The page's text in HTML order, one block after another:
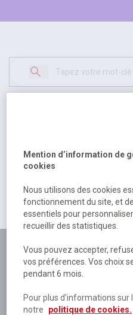
excuser pour la
Retour
Plus de 180
à votre écoute
Plus de 80 000
disponibles
Expédition le jour
Mention d’information de
cookies
Nous utilisons des cookies
fonctionnement du site, et
essentiels pour
recueillir des statistiques.
Vous pouvez accepter,
vos préférences. Vos choix
pendant 6 mois.
Pour plus d’informations
notre
politique de cookies.